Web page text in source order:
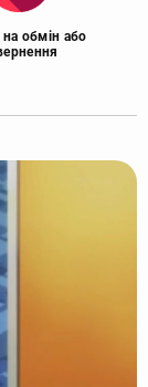
на обмін або